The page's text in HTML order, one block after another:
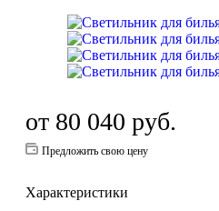
от 80 040 руб.
Предложить свою цену
Характеристики